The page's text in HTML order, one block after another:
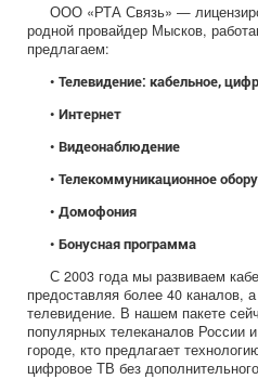
ООО «РТА Связь» —
родной провайдер Мысков,
предлагаем:
• Телевидение: кабельное,
• Интернет
• Видеонаблюдение
• Телекоммуникационное
• Домофония
• Бонусная программа
С 2003 года мы развиваем
предоставляя более 40 каналов,
телевидение. В нашем пакете
популярных телеканалов
городе, кто предлагает
цифровое ТВ без